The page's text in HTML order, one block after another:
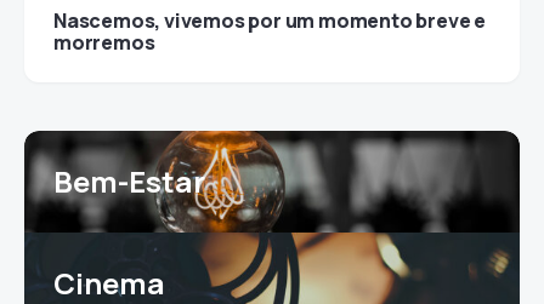
Nascemos, vivemos por um momento breve e
morremos
Bem-Estar
Cinema